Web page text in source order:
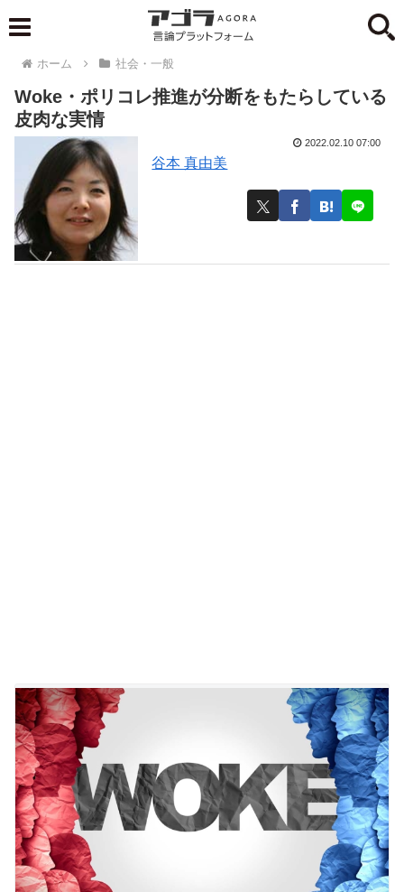
ホーム 社会・一般
Woke・ポリコレ推進が分断をもたらしている
皮肉な実情
谷本 真由美
2022.02.10 07:00